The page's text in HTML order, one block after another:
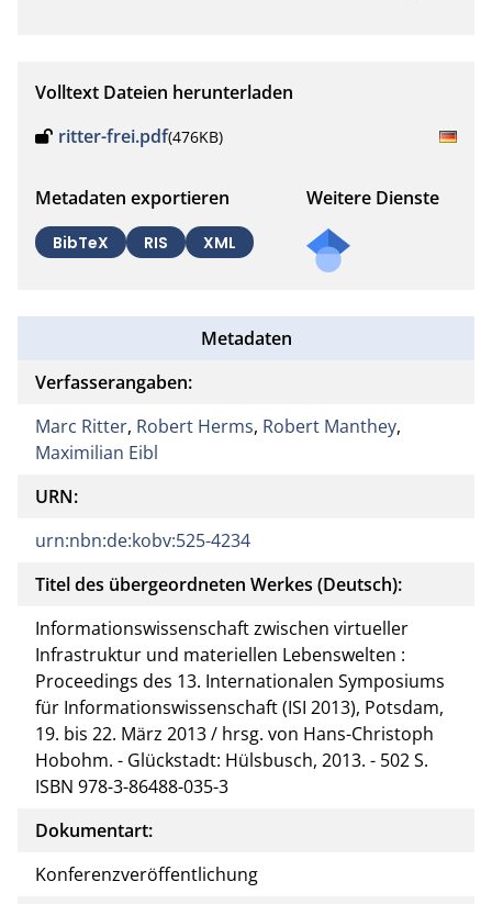
Volltext Dateien herunterladen
ritter-frei.pdf(476KB)
Metadaten exportieren
BibTeX RIS XML
Weitere Dienste
Metadaten
Verfasserangaben:
Marc Ritter, Robert Herms, Robert Manthey,
Maximilian Eibl
URN:
urn:nbn:de:kobv:525-4234
Titel des übergeordneten Werkes (Deutsch):
Informationswissenschaft zwischen virtueller
Infrastruktur und materiellen Lebenswelten :
Proceedings des 13. Internationalen Symposiums
für Informationswissenschaft (ISI 2013), Potsdam,
19. bis 22. März 2013 / hrsg. von Hans-Christoph
Hobohm. - Glückstadt: Hülsbusch, 2013. - 502 S.
ISBN 978-3-86488-035-3
Dokumentart:
Konferenzveröffentlichung